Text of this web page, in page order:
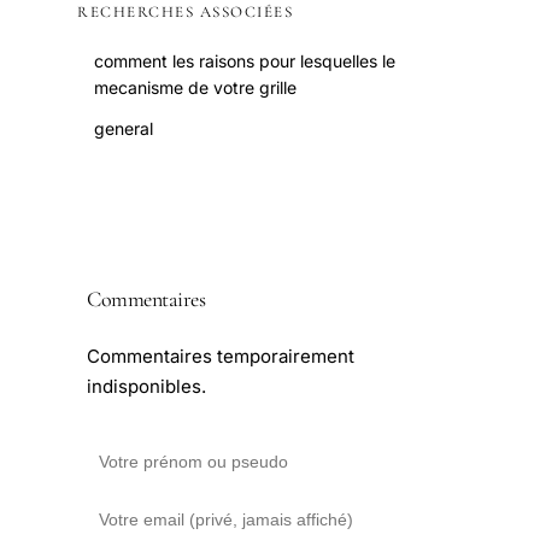
RECHERCHES ASSOCIÉES
comment les raisons pour lesquelles le
mecanisme de votre grille
general
Commentaires
Commentaires temporairement
indisponibles.